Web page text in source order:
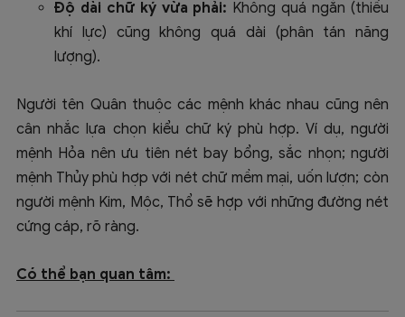
Độ dài chữ ký vừa phải: Không quá ngắn (thiếu
khí lực) cũng không quá dài (phân tán năng
lượng).
Người tên Quân thuộc các mệnh khác nhau cũng nên
cân nhắc lựa chọn kiểu chữ ký phù hợp. Ví dụ, người
mệnh Hỏa nên ưu tiên nét bay bổng, sắc nhọn; người
mệnh Thủy phù hợp với nét chữ mềm mại, uốn lượn; còn
người mệnh Kim, Mộc, Thổ sẽ hợp với những đường nét
cứng cáp, rõ ràng.
Có thể bạn quan tâm: